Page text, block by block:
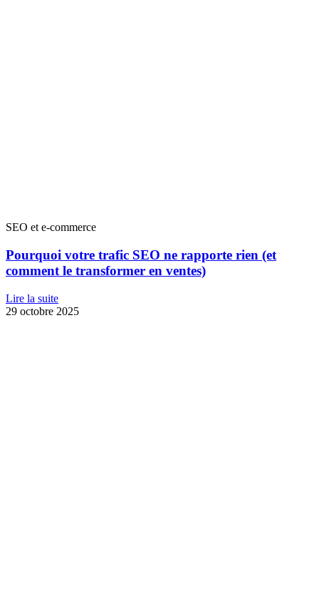
SEO et e-commerce
Pourquoi votre trafic SEO ne rapporte rien (et
comment le transformer en ventes)
Lire la suite
29 octobre 2025